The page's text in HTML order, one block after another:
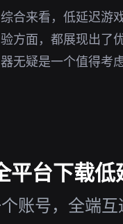
综合来看，低延迟游
验方面，都展现出了
器无疑是一个值得考
平台下载
账号，全端